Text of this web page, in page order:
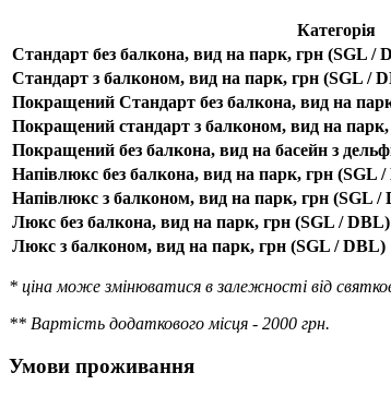
Категорія
Стандарт без балкона, вид на парк, грн (SGL /
Стандарт з балконом, вид на парк, грн (SGL /
Покращений Стандарт без балкона, вид на
Покращений стандарт з балконом, вид на
Покращений без балкона, вид на басейн з
Напівлюкс без балкона, вид на парк, грн (SGL
Напівлюкс з балконом, вид на парк, грн (SGL /
Люкс без балкона, вид на парк, грн (SGL / DBL)
Люкс з балконом, вид на парк, грн (SGL / DBL)
* ціна може змінюватися в залежності від
** Вартість додаткового місця - 2000 грн.
Умови проживання